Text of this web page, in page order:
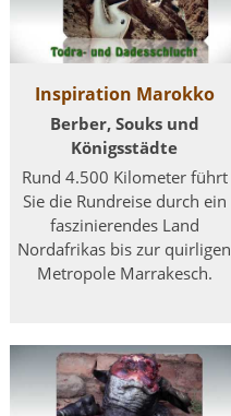
Inspiration Marokko
Berber, Souks und
Königsstädte
Rund 4.500 Kilometer führt
Sie die Rundreise durch ein
faszinierendes Land
Nordafrikas bis zur quirligen
Metropole Marrakesch.